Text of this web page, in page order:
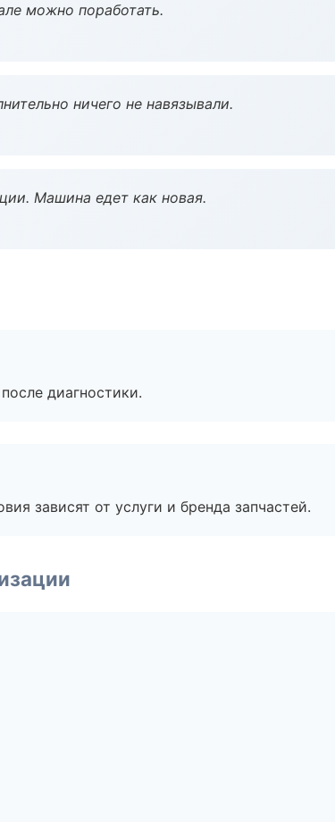
можно поработать.
ничего не навязывали.
Машина едет как новая.
диагностики.
зависят от услуги и бренда запчастей.